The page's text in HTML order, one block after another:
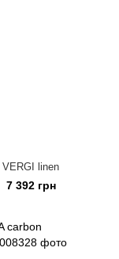
VERGI linen
7 392 грн